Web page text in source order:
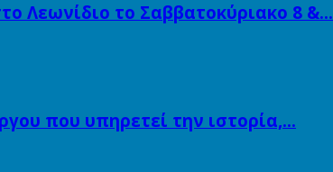
Λεωνίδιο το Σαββατοκύριακο 8 &…
που υπηρετεί την ιστορία,…